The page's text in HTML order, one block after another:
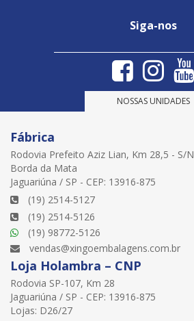
Siga-nos
NOSSAS UNIDADES
Fábrica
Rodovia Prefeito Aziz Lian, Km 28,5 - S/N
Borda da Mata
Jaguariúna / SP - CEP: 13916-875
(19) 2514-5127
(19) 2514-5126
(19) 98772-5126
vendas@xingoembalagens.com.br
Loja Holambra – CNP
Rodovia SP-107, Km 28
Jaguariúna / SP - CEP: 13916-875
Lojas: D26/27